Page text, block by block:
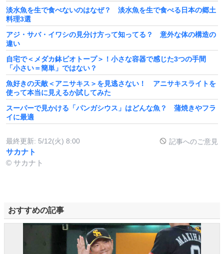
淡水魚を生で食べないのはなぜ？ 淡水魚を生で食べる日本の郷土
料理3選
アジ・サバ・イワシの見分け方って知ってる？ 意外な体の構造の
違い
自宅で＜メダカ鉢ビオトープ＞！小さな容器で感じた3つの手間
「小さい＝簡単」ではない？
魚好きの天敵＜アニサキス＞を見逃さない！ アニサキスライトを
使って本当に見えるか試してみた
スーパーで見かける「パンガシウス」はどんな魚？ 蒲焼きやフラ
イに最適
最終更新: 5/12(火) 8:00 記事へのご意見
サカナト
© サカナト
おすすめの記事